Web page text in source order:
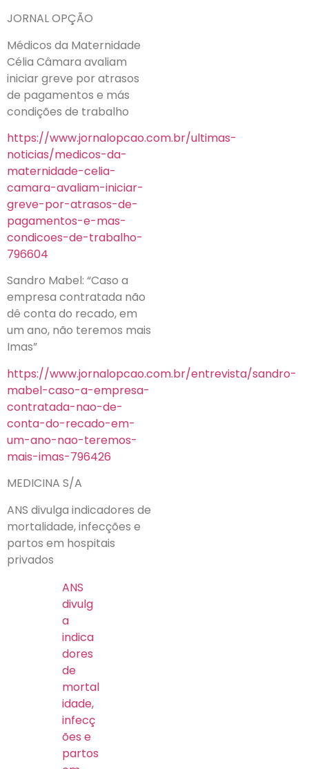
JORNAL OPÇÃO
Médicos da Maternidade
Célia Câmara avaliam
iniciar greve por atrasos
de pagamentos e más
condições de trabalho
https://www.jornalopcao.com.br/ultimas-
noticias/medicos-da-
maternidade-celia-
camara-avaliam-iniciar-
greve-por-atrasos-de-
pagamentos-e-mas-
condicoes-de-trabalho-
796604
Sandro Mabel: “Caso a
empresa contratada não
dê conta do recado, em
um ano, não teremos mais
Imas”
https://www.jornalopcao.com.br/entrevista/sandro-
mabel-caso-a-empresa-
contratada-nao-de-
conta-do-recado-em-
um-ano-nao-teremos-
mais-imas-796426
MEDICINA S/A
ANS divulga indicadores de
mortalidade, infecções e
partos em hospitais
privados
ANS
divulg
a
indica
dores
de
mortal
idade,
infecç
ões e
partos